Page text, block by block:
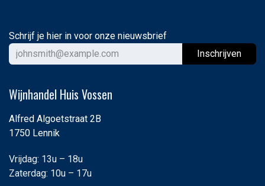
Schrijf je hier in voor onze nieuwsbrief
Inschrijven
Wijnhandel Huis Vossen
Alfred Algoetstraat 2B
1750 Lennik
Vrijdag: 13u – 18u
Zaterdag: 10u – 17u